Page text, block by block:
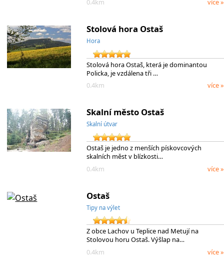
0.4km
více »
Stolová hora Ostaš
Hora
Stolová hora Ostaš, která je dominantou
Policka, je vzdálena tři …
0.4km
více »
Skalní město Ostaš
Skalní útvar
Ostaš je jedno z menších pískovcových
skalních měst v blízkosti…
0.4km
více »
Ostaš
Tipy na výlet
Z obce Lachov u Teplice nad Metují na
Stolovou horu Ostaš. Výšlap na…
0.4km
více »